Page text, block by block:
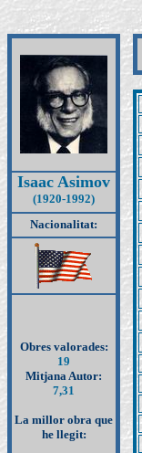
Isaac Asimov
(1920-1992)
Nacionalitat:
Obres valorades:
19
Mitjana Autor:
7,31
La millor obra que
he llegit: